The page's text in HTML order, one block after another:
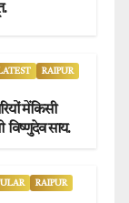
RAIPUR
में किसी
विष्णुदेव साय.
RAIPUR